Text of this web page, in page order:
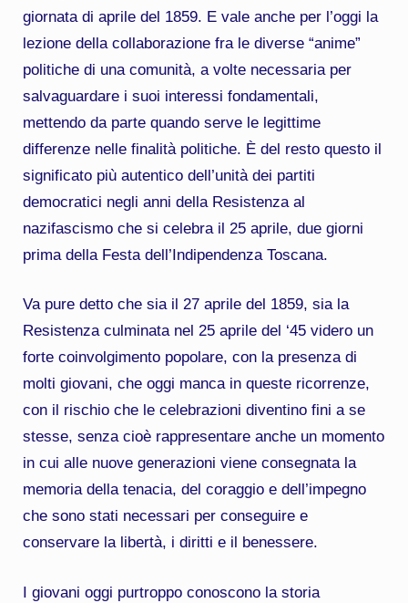
giornata di aprile del 1859. E vale anche per l’oggi la
lezione della collaborazione fra le diverse “anime”
politiche di una comunità, a volte necessaria per
salvaguardare i suoi interessi fondamentali,
mettendo da parte quando serve le legittime
differenze nelle finalità politiche. È del resto questo il
significato più autentico dell’unità dei partiti
democratici negli anni della Resistenza al
nazifascismo che si celebra il 25 aprile, due giorni
prima della Festa dell’Indipendenza Toscana.
Va pure detto che sia il 27 aprile del 1859, sia la
Resistenza culminata nel 25 aprile del ‘45 videro un
forte coinvolgimento popolare, con la presenza di
molti giovani, che oggi manca in queste ricorrenze,
con il rischio che le celebrazioni diventino fini a se
stesse, senza cioè rappresentare anche un momento
in cui alle nuove generazioni viene consegnata la
memoria della tenacia, del coraggio e dell’impegno
che sono stati necessari per conseguire e
conservare la libertà, i diritti e il benessere.
I giovani oggi purtroppo conoscono la storia